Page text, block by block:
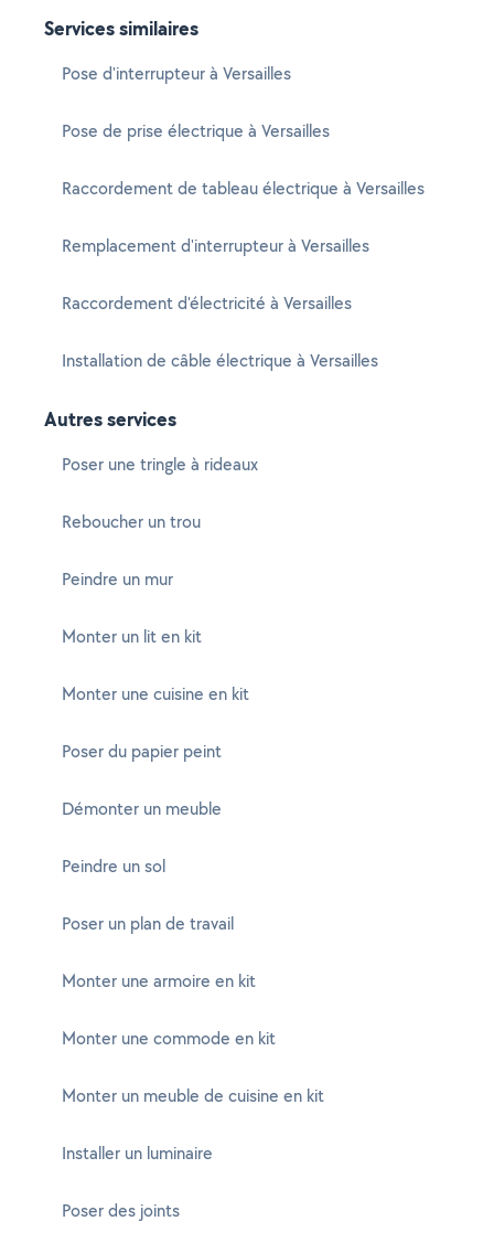
Services similaires
Pose d'interrupteur à Versailles
Pose de prise électrique à Versailles
Raccordement de tableau électrique à Versailles
Remplacement d'interrupteur à Versailles
Raccordement d'électricité à Versailles
Installation de câble électrique à Versailles
Autres services
Poser une tringle à rideaux
Reboucher un trou
Peindre un mur
Monter un lit en kit
Monter une cuisine en kit
Poser du papier peint
Démonter un meuble
Peindre un sol
Poser un plan de travail
Monter une armoire en kit
Monter une commode en kit
Monter un meuble de cuisine en kit
Installer un luminaire
Poser des joints